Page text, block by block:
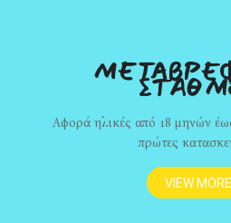
Αφορά ηλικές από 18 μηνών
πρώτες
VIEW MORE